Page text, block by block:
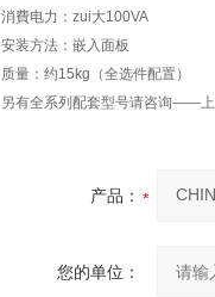
消費电力：zui大100VA
安装方法：嵌入面板
质量：约15kg（全选件配置）
另有全系列配套型号请咨询——
产品：
您的单位：